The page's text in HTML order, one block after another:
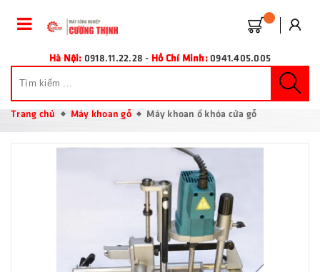
Hà Nội: 0918.11.22.28 - Hồ Chí Minh: 0941.405.005
Trang chủ Máy khoan gỗ Máy khoan ổ khóa cửa gỗ